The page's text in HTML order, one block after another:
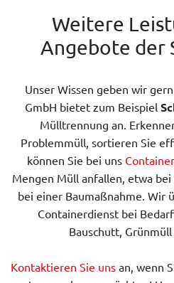
Weitere
Angebote der
Unser Wissen geben wir
GmbH bietet zum Beispiel
Mülltrennung an.
Problemmüll, sortieren Sie
können Sie bei uns
Mengen Müll anfallen, etwa
bei einer Baumaßnahme. Wir
Containerdienst bei
Bauschutt,
Kontaktieren Sie uns an, wenn